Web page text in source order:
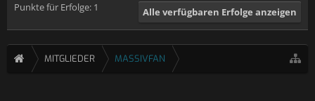
Punkte für Erfolge: 1 Alle verfügbaren Erfolge anzeigen
MITGLIEDER MASSIVFAN